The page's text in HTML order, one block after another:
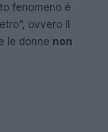
fenomeno è
ovvero il
le donne non